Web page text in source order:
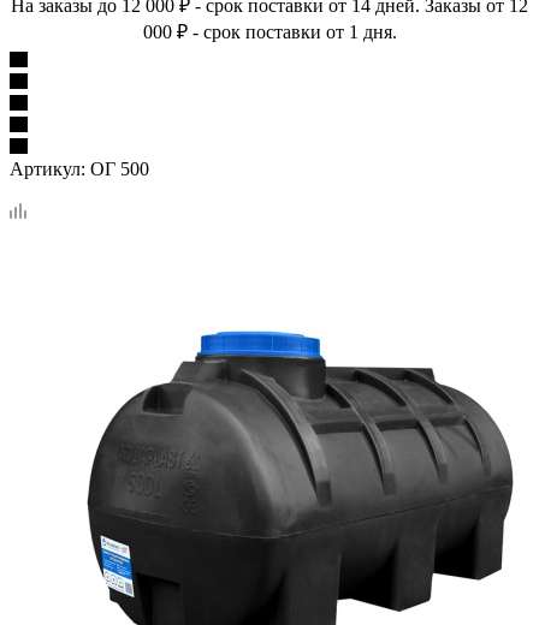
На заказы до 12 000 ₽ - срок поставки от 14 дней. Заказы от 12
000 ₽ - срок поставки от 1 дня.
Артикул: ОГ 500